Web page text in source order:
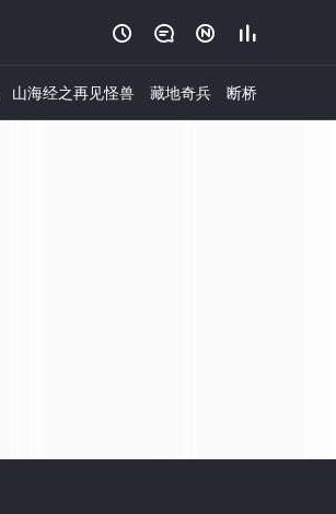
   
山海经之再见怪兽 藏地奇兵 断桥